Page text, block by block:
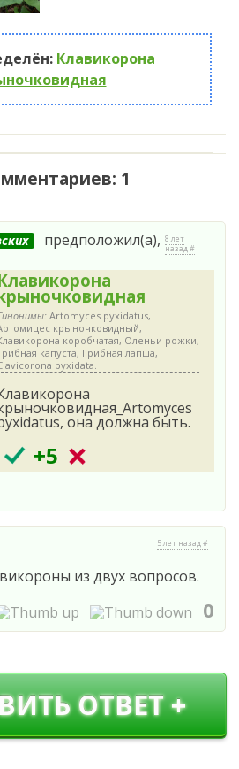
Клавикорона
1
предположил(а), 8 лет
назад #
Artomyces pyxidatus,
крыночковидный,
коробчатая, Оленьи рожки,
капуста, Грибная лапша,
pyxidata.
она должна быть.
+5
5 лет назад #
из двух вопросов.
0
ОТВЕТ +